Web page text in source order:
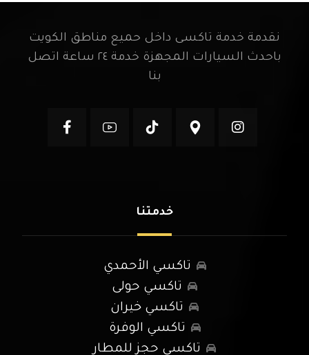
نقدمة خدمة تاكسى داخل حميع مناطق الكويت
باحدث السيارات المجهزة خدمة ٢٤ ساعة اتصل
بنا
خدمتنا
تاكسي الأحمدي
تاكسي حولى
تاكسي خيران
تاكسي الوفرة
تاكسي حجز للمطار